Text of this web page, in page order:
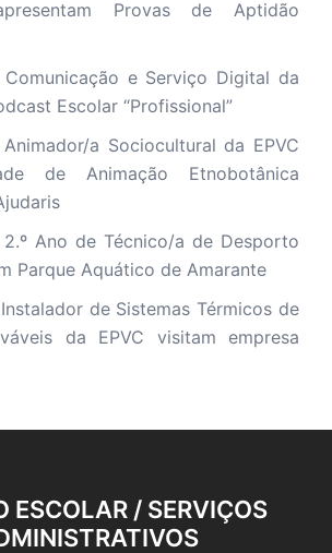
Provas de Aptidão
e Serviço Digital da
Escolar “Profissional”
a Sociocultural da EPVC
de Animação Etnobotânica
Ano de Técnico/a de Desporto
Parque Aquático de Amarante
de Sistemas Térmicos de
da EPVC visitam empresa
ESCOLAR / SERVIÇOS